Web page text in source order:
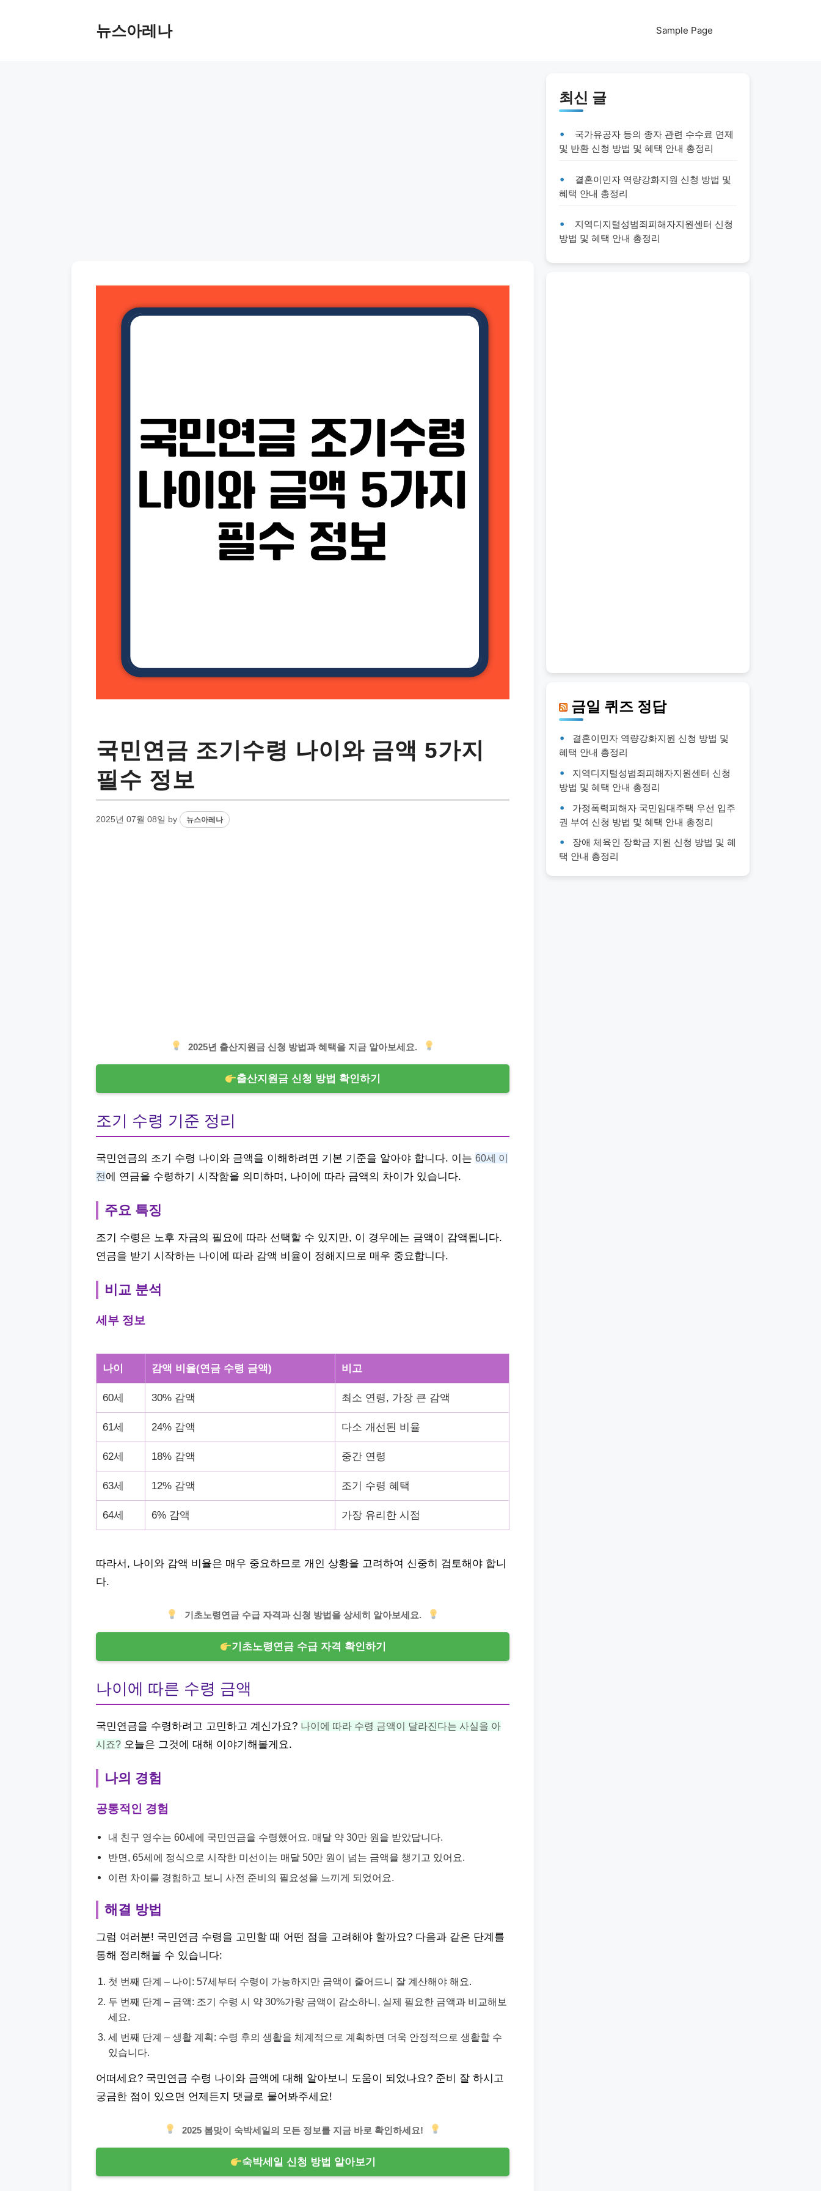
뉴스아레나 Sample Page
국민연금 조기수령 나이와 금액 5가지
필수 정보
2025년 07월 08일 by 뉴스아레나
2025년 출산지원금 신청 방법과 혜택을 지금 알아보세요.
출산지원금 신청 방법 확인하기
조기 수령 기준 정리
국민연금의 조기 수령 나이와 금액을 이해하려면 기본 기준을 알아야 합니다. 이는 60세 이
전에 연금을 수령하기 시작함을 의미하며, 나이에 따라 금액의 차이가 있습니다.
주요 특징
조기 수령은 노후 자금의 필요에 따라 선택할 수 있지만, 이 경우에는 금액이 감액됩니다.
연금을 받기 시작하는 나이에 따라 감액 비율이 정해지므로 매우 중요합니다.
비교 분석
세부 정보
나이 감액 비율(연금 수령 금액) 비고
60세 30% 감액 최소 연령, 가장 큰 감액
61세 24% 감액 다소 개선된 비율
62세 18% 감액 중간 연령
63세 12% 감액 조기 수령 혜택
64세 6% 감액 가장 유리한 시점
따라서, 나이와 감액 비율은 매우 중요하므로 개인 상황을 고려하여 신중히 검토해야 합니
다.
기초노령연금 수급 자격과 신청 방법을 상세히 알아보세요.
기초노령연금 수급 자격 확인하기
나이에 따른 수령 금액
국민연금을 수령하려고 고민하고 계신가요? 나이에 따라 수령 금액이 달라진다는 사실을 아
시죠? 오늘은 그것에 대해 이야기해볼게요.
나의 경험
공통적인 경험
내 친구 영수는 60세에 국민연금을 수령했어요. 매달 약 30만 원을 받았답니다.
반면, 65세에 정식으로 시작한 미선이는 매달 50만 원이 넘는 금액을 챙기고 있어요.
이런 차이를 경험하고 보니 사전 준비의 필요성을 느끼게 되었어요.
해결 방법
그럼 여러분! 국민연금 수령을 고민할 때 어떤 점을 고려해야 할까요? 다음과 같은 단계를
통해 정리해볼 수 있습니다:
첫 번째 단계 – 나이: 57세부터 수령이 가능하지만 금액이 줄어드니 잘 계산해야 해요.
두 번째 단계 – 금액: 조기 수령 시 약 30%가량 금액이 감소하니, 실제 필요한 금액과 비교해보
세요.
세 번째 단계 – 생활 계획: 수령 후의 생활을 체계적으로 계획하면 더욱 안정적으로 생활할 수
있습니다.
어떠세요? 국민연금 수령 나이와 금액에 대해 알아보니 도움이 되었나요? 준비 잘 하시고
궁금한 점이 있으면 언제든지 댓글로 물어봐주세요!
2025 봄맞이 숙박세일의 모든 정보를 지금 바로 확인하세요!
숙박세일 신청 방법 알아보기
최신 글
국가유공자 등의 종자 관련 수수료 면제
및 반환 신청 방법 및 혜택 안내 총정리
결혼이민자 역량강화지원 신청 방법 및
혜택 안내 총정리
지역디지털성범죄피해자지원센터 신청
방법 및 혜택 안내 총정리
금일 퀴즈 정답
결혼이민자 역량강화지원 신청 방법 및
혜택 안내 총정리
지역디지털성범죄피해자지원센터 신청
방법 및 혜택 안내 총정리
가정폭력피해자 국민임대주택 우선 입주
권 부여 신청 방법 및 혜택 안내 총정리
장애 체육인 장학금 지원 신청 방법 및 혜
택 안내 총정리